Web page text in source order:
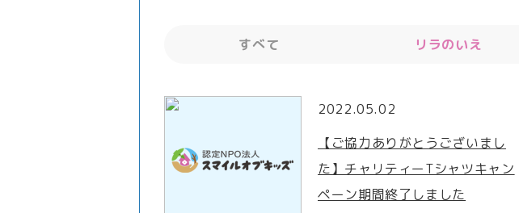
すべて リラのいえ
2022.05.02
【ご協力ありがとうございまし
た】チャリティーTシャツキャン
ペーン期間終了しました